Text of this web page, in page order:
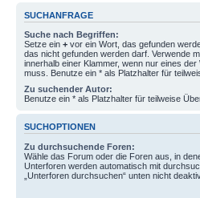
SUCHANFRAGE
Suche nach Begriffen:
Setze ein + vor ein Wort, das gefunden
das nicht gefunden werden darf. Verwende
innerhalb einer Klammer, wenn nur eines
muss. Benutze ein * als Platzhalter für
Zu suchender Autor:
Benutze ein * als Platzhalter für teilweise
SUCHOPTIONEN
Zu durchsuchende Foren:
Wähle das Forum oder die Foren aus, in
Unterforen werden automatisch mit
„Unterforen durchsuchen“ unten nicht